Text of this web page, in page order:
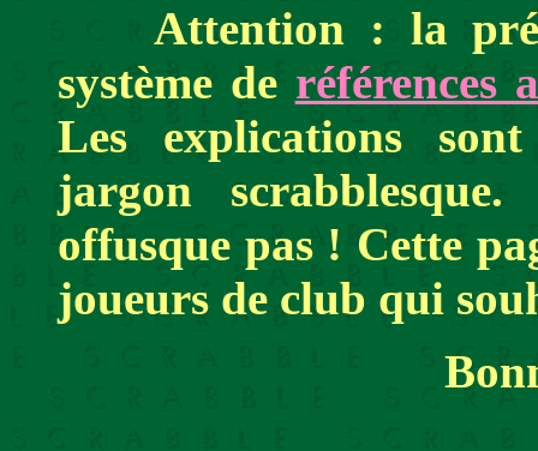
Attention : la
système de références
Les explications
jargon
offusque pas ! Cette
joueurs de club qui